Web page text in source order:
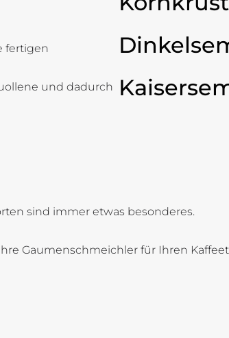
fertigen
und dadurch
sind immer etwas besonderes.
Gaumenschmeichler für Ihren